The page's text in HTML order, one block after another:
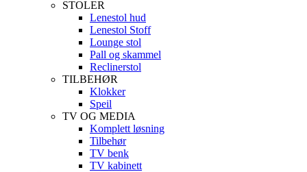
STOLER
Lenestol hud
Lenestol Stoff
Lounge stol
Pall og skammel
Reclinerstol
TILBEHØR
Klokker
Speil
TV OG MEDIA
Komplett løsning
Tilbehør
TV benk
TV kabinett